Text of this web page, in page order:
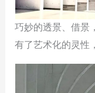
巧妙的透景、借景
有了艺术化的灵性